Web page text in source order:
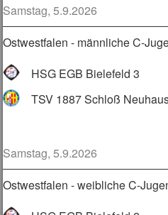
Samstag, 5.9.2026
Ostwestfalen - männliche C-
HSG EGB Bielefeld 3
TSV 1887 Schloß
Samstag, 5.9.2026
Ostwestfalen - weibliche C-